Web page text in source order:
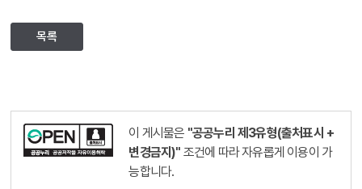
목록
이 게시물은 "공공누리 제3유형(출처표시 +
변경금지)" 조건에 따라 자유롭게 이용이 가
능합니다.